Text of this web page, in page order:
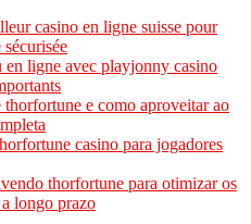
casino en ligne suisse pour
ligne avec playjonny casino
thorfortune e como aproveitar ao
casino para jogadores
thorfortune para otimizar os
longo prazo